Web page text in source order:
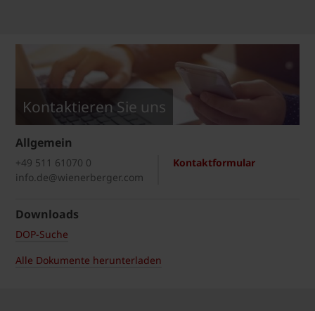
Kontaktieren Sie uns
Allgemein
Kontaktformular
+49 511 61070 0
info.de@wienerberger.com
Downloads
DOP-Suche
Alle Dokumente herunterladen